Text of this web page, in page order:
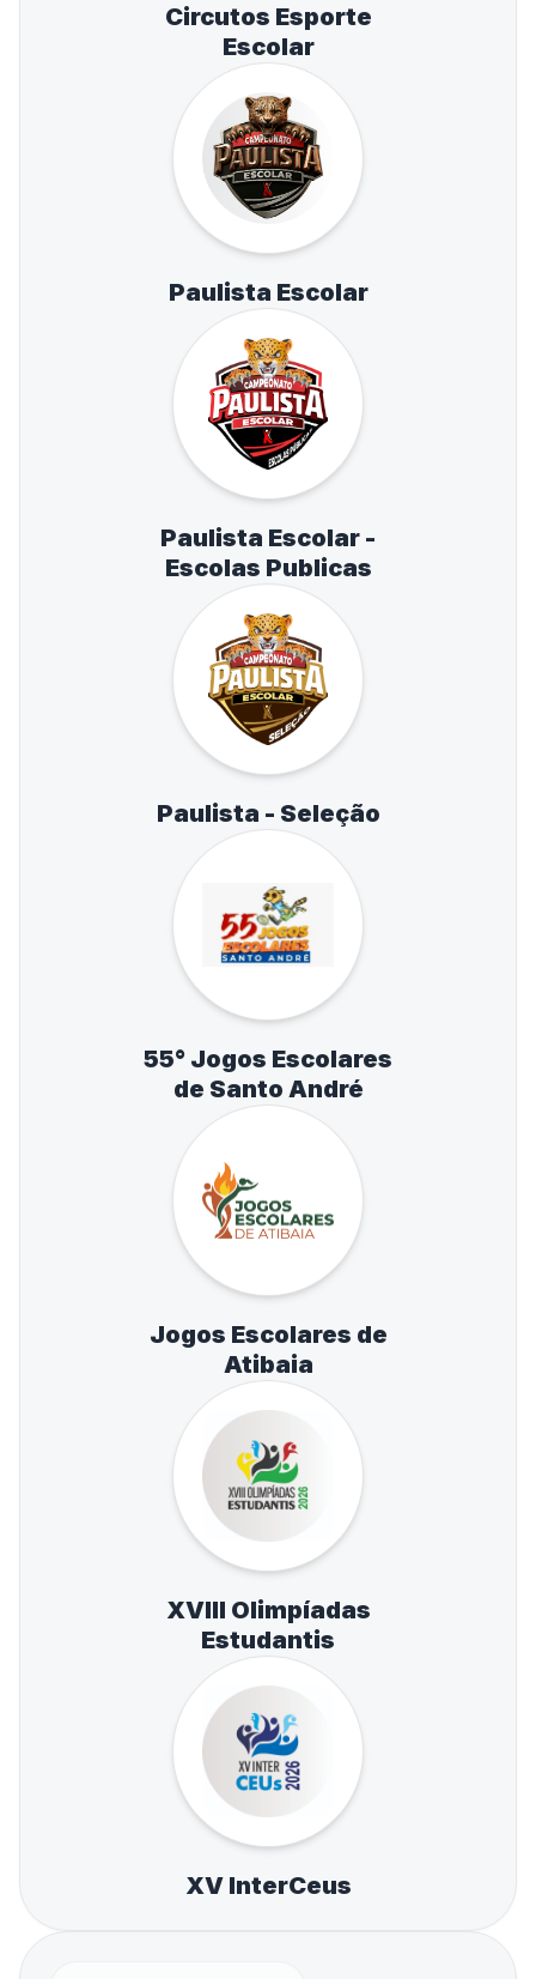
Circutos Esporte
Escolar
Paulista Escolar
Paulista Escolar -
Escolas Publicas
Paulista - Seleção
55° Jogos Escolares
de Santo André
Jogos Escolares de
Atibaia
XVIII Olimpíadas
Estudantis
XV InterCeus